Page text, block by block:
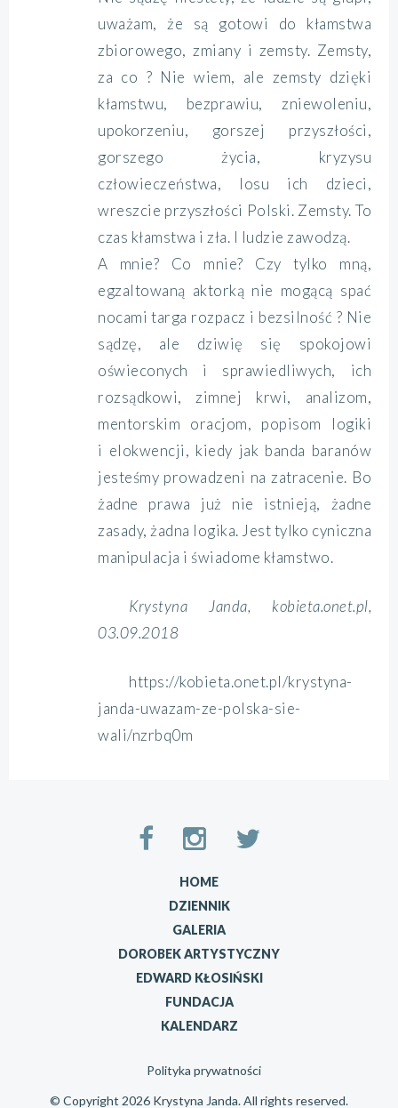
uważam, że są gotowi do kłamstwa
zbiorowego, zmiany i zemsty. Zemsty,
za co ? Nie wiem, ale zemsty dzięki
kłamstwu, bezprawiu, zniewoleniu,
upokorzeniu, gorszej przyszłości,
gorszego życia, kryzysu
człowieczeństwa, losu ich dzieci,
wreszcie przyszłości Polski. Zemsty. To
czas kłamstwa i zła. I ludzie zawodzą.
A mnie? Co mnie? Czy tylko mną,
egzaltowaną aktorką nie mogącą spać
nocami targa rozpacz i bezsilność ? Nie
sądzę, ale dziwię się spokojowi
oświeconych i sprawiedliwych, ich
rozsądkowi, zimnej krwi, analizom,
mentorskim oracjom, popisom logiki
i elokwencji, kiedy jak banda baranów
jesteśmy prowadzeni na zatracenie. Bo
żadne prawa już nie istnieją, żadne
zasady, żadna logika. Jest tylko cyniczna
manipulacja i świadome kłamstwo.
Krystyna Janda, kobieta.onet.pl,
03.09.2018
https://kobieta.onet.pl/krystyna-
janda-uwazam-ze-polska-sie-
wali/nzrbq0m
HOME
DZIENNIK
GALERIA
DOROBEK ARTYSTYCZNY
EDWARD KŁOSIŃSKI
FUNDACJA
KALENDARZ
Polityka prywatności
© Copyright 2026 Krystyna Janda. All rights reserved.